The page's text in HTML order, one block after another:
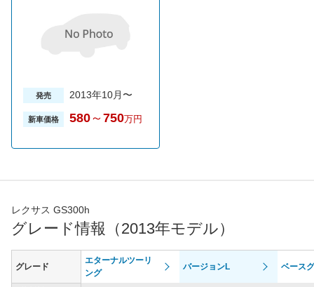
発売 2013年10月〜
新車価格 580～ 750万円
レクサス GS300h
グレード情報（2013年モデル）
グレード
エターナルツーリ
ング
バージョンL ベース